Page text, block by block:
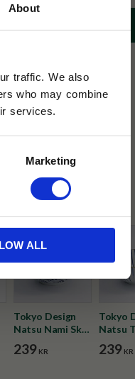
About
traffic. We also
who may combine
services.
Marketing
ALL
Java
Tokyo Design
Natsu Nami Skål
1L
239 KR
Tokyo
Natsu
Skål 1L
239 KR